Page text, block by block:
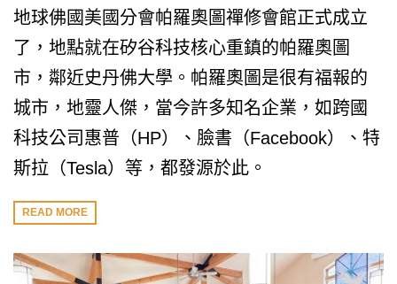
地球佛國美國分會帕羅奧圖禪修會館正式成立
了，地點就在矽谷科技核心重鎮的帕羅奧圖
市，鄰近史丹佛大學。帕羅奧圖是很有福報的
城市，地靈人傑，當今許多知名企業，如跨國
科技公司惠普（HP）、臉書（Facebook）、特
斯拉（Tesla）等，都發源於此。
READ MORE